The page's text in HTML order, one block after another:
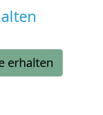
erhalten